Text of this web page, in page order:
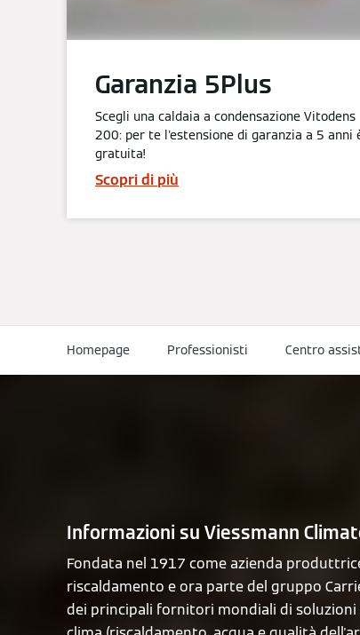
Garanzia 5Plus
Scegli una caldaia a condensazione Vitodens
200: per te l'estensione di garanzia a 5 anni
gratuita!
Scopri di più
Homepage Professionisti Centro
Informazioni su Viessmann
Fondata nel 1917 come azienda
riscaldamento e ora parte del gruppo
dei principali fornitori mondiali di soluzioni